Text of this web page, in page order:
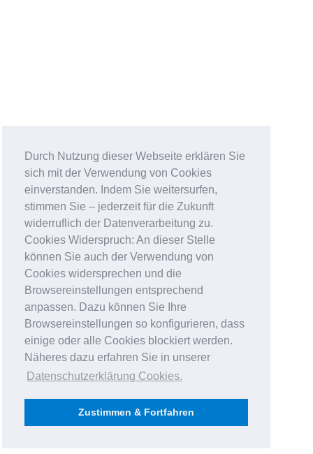
Durch Nutzung dieser Webseite erklären Sie
sich mit der Verwendung von Cookies
einverstanden. Indem Sie weitersurfen,
stimmen Sie – jederzeit für die Zukunft
widerruflich der Datenverarbeitung zu.
Cookies Widerspruch: An dieser Stelle
können Sie auch der Verwendung von
Cookies widersprechen und die
Browsereinstellungen entsprechend
anpassen. Dazu können Sie Ihre
Browsereinstellungen so konfigurieren, dass
einige oder alle Cookies blockiert werden.
Näheres dazu erfahren Sie in unserer
Datenschutzerklärung Cookies.
Zustimmen & Fortfahren